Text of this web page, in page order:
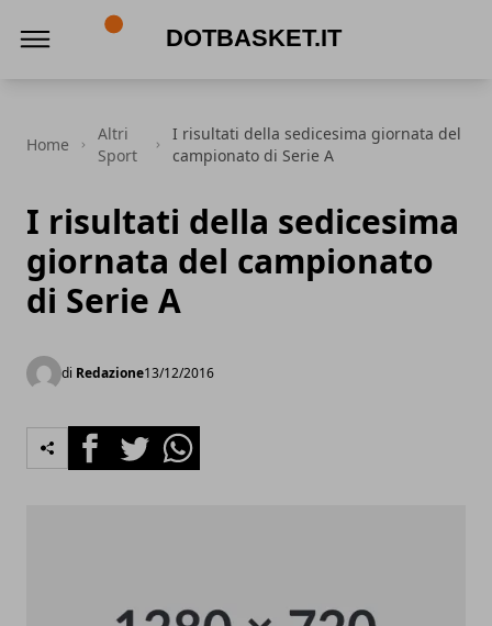
Home
Altri
Sport
I risultati della sedicesima giornata del
campionato di Serie A
I risultati della sedicesima
giornata del campionato
di Serie A
di Redazione13/12/2016
FacebookTwitterWhatsapp